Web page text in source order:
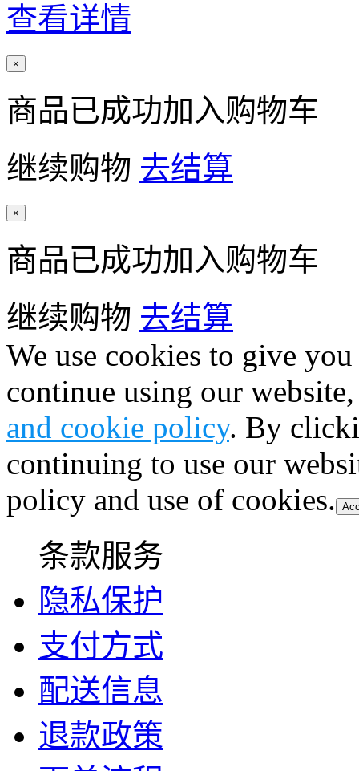
查看详情
×
商品已成功加入购物车
继续购物 去结算
×
商品已成功加入购物车
继续购物 去结算
We use cookies to give
continue using our
and cookie policy. By
continuing to use our
policy and use of cookies.
条款服务
隐私保护
支付方式
配送信息
退款政策